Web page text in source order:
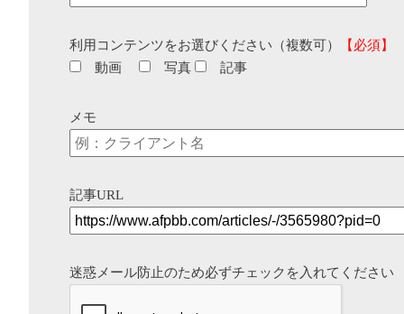
利用コンテンツをお選びください（複数可）
【必須】
動画
写真 記事
メモ
記事URL
迷惑メール防止のため必ずチェックを入れてください